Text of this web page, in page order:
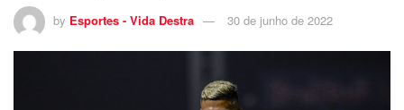
by Esportes - Vida Destra 30 de junho de 2022